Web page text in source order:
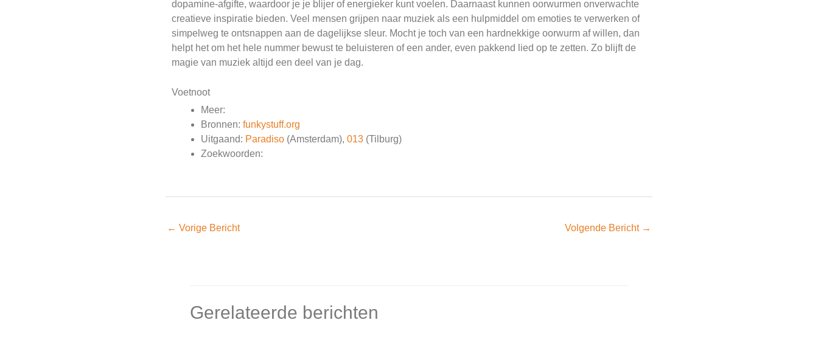
dopamine-afgifte, waardoor je je blijer of energieker kunt voelen. Daarnaast kunnen oorwurmen onverwachte
creatieve inspiratie bieden. Veel mensen grijpen naar muziek als een hulpmiddel om emoties te verwerken of
simpelweg te ontsnappen aan de dagelijkse sleur. Mocht je toch van een hardnekkige oorwurm af willen, dan
helpt het om het hele nummer bewust te beluisteren of een ander, even pakkend lied op te zetten. Zo blijft de
magie van muziek altijd een deel van je dag.
Voetnoot
Meer:
Bronnen: funkystuff.org
Uitgaand: Paradiso (Amsterdam), 013 (Tilburg)
Zoekwoorden:
← Vorige Bericht Volgende Bericht →
Gerelateerde berichten